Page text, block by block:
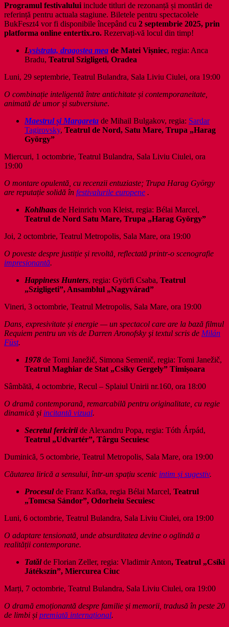
Programul festivalului include titluri de rezonanță și montări de
referință pentru actuala stagiune. Biletele pentru spectacolele
BukFeszt4 vor fi disponibile începând cu 2 septembrie 2025, prin
platforma online entertix.ro. Rezervați-vă locul din timp!
Lysistrata, dragostea mea de Matei Vișniec, regia: Anca
Bradu, Teatrul Szigligeti, Oradea
Luni, 29 septembrie, Teatrul Bulandra, Sala Liviu Ciulei, ora 19:00
O combinație inteligentă între antichitate și contemporaneitate,
animată de umor și subversiune.
Maestrul și Margareta de Mihail Bulgakov, regia: Sardar
Tagirovsky, Teatrul de Nord, Satu Mare, Trupa „Harag
György”
Miercuri, 1 octombrie, Teatrul Bulandra, Sala Liviu Ciulei, ora
19:00
O montare opulentă, cu recenzii entuziaste; Trupa Harag György
are reputație solidă în festivalurile europene .
Kohlhaas de Heinrich von Kleist, regia: Bélai Marcel,
Teatrul de Nord Satu Mare, Trupa „Harag György”
Joi, 2 octombrie, Teatrul Metropolis, Sala Mare, ora 19:00
O poveste despre justiție și revoltă, reflectată printr-o scenografie
impresionantă.
Happiness Hunters, regia: Györfi Csaba, Teatrul
„Szigligeti”, Ansamblul „Nagyvárad”
Vineri, 3 octombrie, Teatrul Metropolis, Sala Mare, ora 19:00
Dans, expresivitate și energie — un spectacol care are la bază filmul
Requiem pentru un vis de Darren Aronofsky şi textul scris de Milán
Füst.
1978 de Tomi Janežič, Simona Semenič, regia: Tomi Janežič,
Teatrul Maghiar de Stat „Csiky Gergely” Timișoara
Sâmbătă, 4 octombrie, Recul – Splaiul Unirii nr.160, ora 18:00
O dramă contemporană, remarcabilă pentru originalitate, cu regie
dinamică și incitantă vizual.
Secretul fericiriide Alexandru Popa, regia: Tóth Árpád,
Teatrul „Udvartér”, Târgu Secuiesc
Duminică, 5 octombrie, Teatrul Metropolis, Sala Mare, ora 19:00
Căutarea lirică a sensului, într-un spațiu scenic intim și sugestiv.
Procesul de Franz Kafka, regia Bélai Marcel, Teatrul
„Tomcsa Sándor”, Odorheiu Secuiesc
Luni, 6 octombrie, Teatrul Bulandra, Sala Liviu Ciulei, ora 19:00
O adaptare tensionată, unde absurditatea devine o oglindă a
realității contemporane.
Tatăl de Florian Zeller, regia: Vladimir Anton, Teatrul „Csíki
Játékszín”, Miercurea Ciuc
Marți, 7 octombrie, Teatrul Bulandra, Sala Liviu Ciulei, ora 19:00
O dramă emoționantă despre familie și memorii, tradusă în peste 20
de limbi și premiată internațional.